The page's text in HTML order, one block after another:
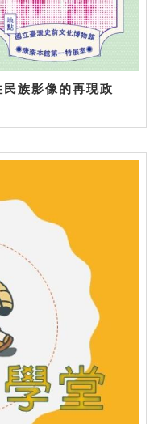
民族影像的再現政